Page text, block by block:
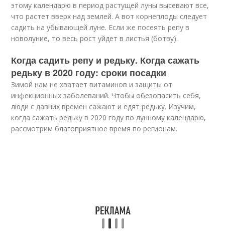
этому календарю в период растущей луны высевают все,
что растет вверх над землей. А вот корнеплоды следует
садить на убывающей луне. Если же посеять репу в
новолуние, то весь рост уйдет в листья (ботву).
Когда садить репу и редьку. Когда сажать
редьку в 2020 году: сроки посадки
Зимой нам не хватает витаминов и защиты от
инфекционных заболеваний. Чтобы обезопасить себя,
люди с давних времен сажают и едят редьку. Изучим,
когда сажать редьку в 2020 году по лунному календарю,
рассмотрим благоприятное время по регионам.